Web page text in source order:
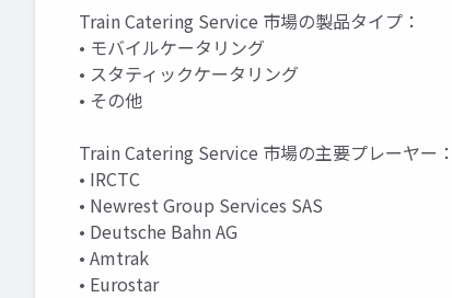
Train Catering Service 市場の製品タイプ：
• モバイルケータリング
• スタティックケータリング
• その他
Train Catering Service 市場の主要プレーヤー：
• IRCTC
• Newrest Group Services SAS
• Deutsche Bahn AG
• Amtrak
• Eurostar